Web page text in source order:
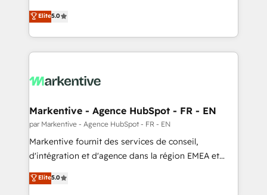
into a revenue engine. Our unified ecosystem
includes specialized divisions Globalia (AI &
Software) and Point Success Media (Paid Media),
making this the official home for all three brands. 🔄
and system integrations powered by Globalia’s
trainers to drive platform adoption. 📈 Revenue
Generation - Full-funnel marketing and high-
performance advertising via Point Success Media. -
Expert deployment of Breeze AI and custom agents
accreditations and deep HIPAA-compliance
Elite5.0
Markentive - Agence HubSpot - FR - EN
par Markentive - Agence HubSpot - FR - EN
Markentive fournit des services de conseil,
d'intégration et d'agence dans la région EMEA et
North America. Avec plus de 115 experts en
marketing automation, Growth, Revops, CRM et
Elite5.0